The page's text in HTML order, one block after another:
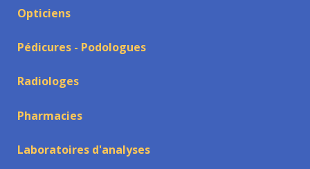
Opticiens
Pédicures - Podologues
Radiologes
Pharmacies
Laboratoires d'analyses